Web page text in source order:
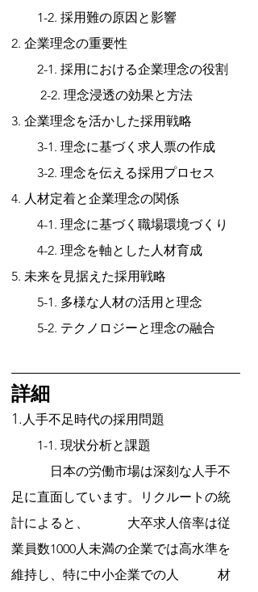
1-2. 採用難の原因と影響
2. 企業理念の重要性
2-1. 採用における企業理念の役割
2-2. 理念浸透の効果と方法
3. 企業理念を活かした採用戦略
3-1. 理念に基づく求人票の作成
3-2. 理念を伝える採用プロセス
4. 人材定着と企業理念の関係
4-1. 理念に基づく職場環境づくり
4-2. 理念を軸とした人材育成
5. 未来を見据えた採用戦略
5-1. 多様な人材の活用と理念
5-2. テクノロジーと理念の融合
詳細
1. 人手不足時代の採用問題
1-1. 現状分析と課題
日本の労働市場は深刻な人手不
足に直面しています。リクルートの統
計によると、　　　大卒求人倍率は従
業員数1000人未満の企業では高水準を
維持し、特に中小企業での人　　　材